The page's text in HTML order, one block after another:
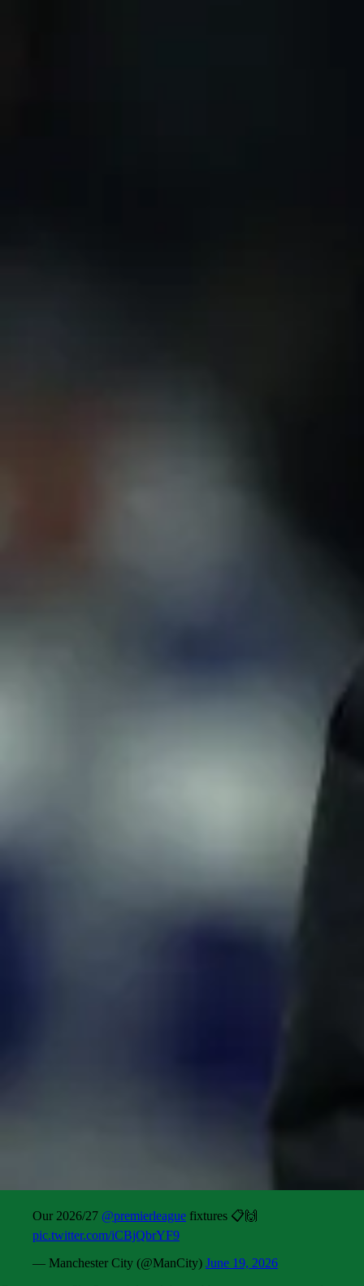
Our 2026/27 @premierleague fixtures 📋🙌
pic.twitter.com/iCBjQbrYF9
— Manchester City (@ManCity) June 19, 2026